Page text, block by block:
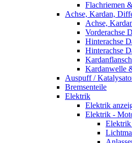
Flachriemen
Achse, Kardan,
Achse,
Vorderachse
Hinterachse
Hinterachse
Kardanwelle
Auspuff /
Bremsenteile
Elektrik
Elektrik
Elektrik -
Elektrik